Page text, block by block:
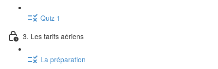
Quiz 1
3. Les tarifs aériens
La préparation